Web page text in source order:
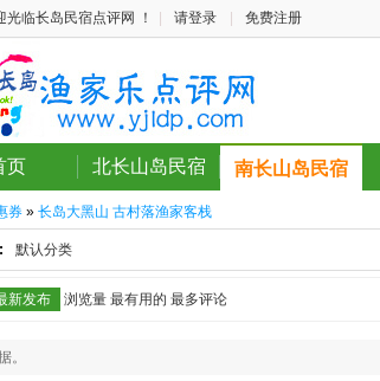
光临长岛民宿点评网 ！ 请登录 免费注册
页 北长山岛民宿 南长山岛民宿
券 » 长岛大黑山 古村落渔家客栈
默认分类
新发布 浏览量 最有用的 最多评论
。